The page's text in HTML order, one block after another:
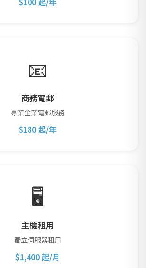
📧
商務電郵
專業企業電郵服務
$180 起/年
🖥️
主機租用
獨立伺服器租用
$1,400 起/月